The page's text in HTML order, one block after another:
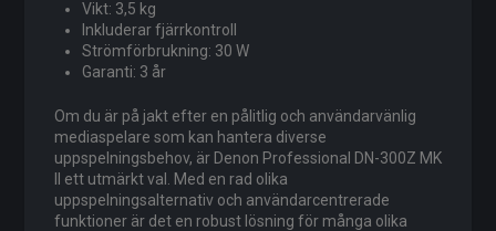
Vikt: 3,5 kg
Inkluderar fjärrkontroll
Strömförbrukning: 30 W
Garanti: 3 år
Om du är på jakt efter en pålitlig och användarvänlig
mediaspelare som kan hantera diverse
uppspelningsbehov, är Denon Professional DN-300Z MK
II ett utmärkt val. Med en rad olika
uppspelningsalternativ och användarcentrerade
funktioner är det en robust lösning för många olika